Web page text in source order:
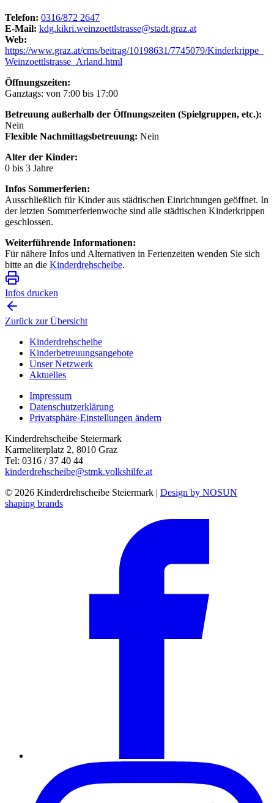
Telefon: 0316/872 2647
E-Mail: kdg.kikri.weinzoettlstrasse@stadt.graz.at
Web:
https://www.graz.at/cms/beitrag/10198631/7745079/Kinderkrippe_
Weinzoettlstrasse_Arland.html
Öffnungszeiten:
Ganztags: von 7:00 bis 17:00
Betreuung außerhalb der Öffnungszeiten (Spielgruppen, etc.):
Nein
Flexible Nachmittagsbetreuung: Nein
Alter der Kinder:
0 bis 3 Jahre
Infos Sommerferien:
Ausschließlich für Kinder aus städtischen Einrichtungen geöffnet. In
der letzten Sommerferienwoche sind alle städtischen Kinderkrippen
geschlossen.
Weiterführende Informationen:
Für nähere Infos und Alternativen in Ferienzeiten wenden Sie sich
bitte an die Kinderdrehscheibe.
Infos drucken
Zurück zur Übersicht
Kinderdrehscheibe
Kinderbetreuungs­angebote
Unser Netzwerk
Aktuelles
Impressum
Datenschutzerklärung
Privatsphäre-Einstellungen ändern
Kinderdrehscheibe Steiermark
Karmeliterplatz 2, 8010 Graz
Tel: 0316 / 37 40 44
kinderdrehscheibe@stmk.volkshilfe.at
© 2026 Kinderdrehscheibe Steiermark | Design by NOSUN
shaping brands